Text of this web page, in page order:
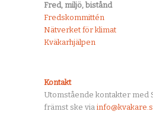
Fred, miljö, bistånd
Fredskommittén
Nätverket för klimat
Kväkarhjälpen
Kontakt
Utomstående kontakter med
främst ske via